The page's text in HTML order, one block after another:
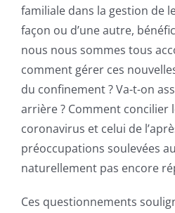
familiale dans la gestion de
façon ou d’une autre,
nous nous sommes tous
comment gérer ces
du confinement ? Va-t-on
arrière ? Comment concilier
coronavirus et celui de
préoccupations soulevées
naturellement pas encore
Ces questionnements